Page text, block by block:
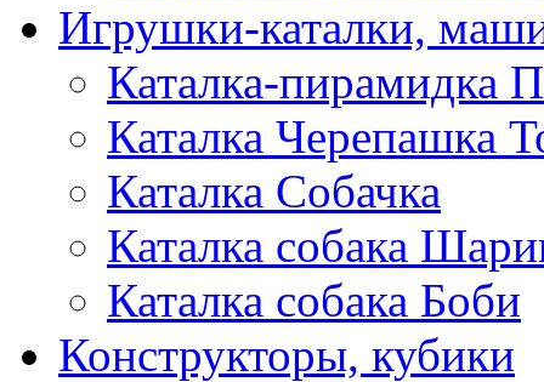
Игрушки-каталки,
Каталка-пирамидка
Каталка Черепашка
Каталка Собачка
Каталка собака
Каталка собака Боби
Конструкторы, кубики